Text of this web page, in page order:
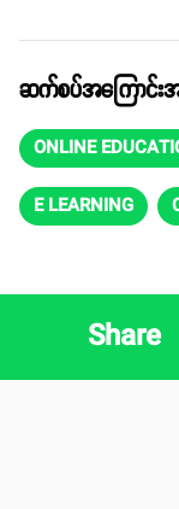
ဆက်စပ်အကြောင်းအ
ONLINE
E LEARNING
Share